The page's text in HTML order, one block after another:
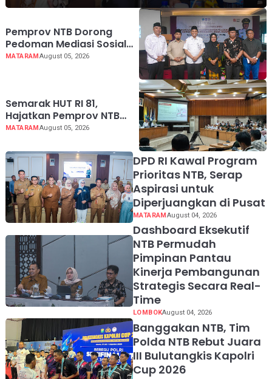
Pemprov NTB Dorong
Pedoman Mediasi Sosial
untuk Mencegah Konflik
MATARAMAugust 05, 2026
Semarak HUT RI 81,
Hajatkan Pemprov NTB
Lebih Dekat dengan
MATARAMAugust 05, 2026
DPD RI Kawal Program
Prioritas NTB, Serap
Aspirasi untuk
Diperjuangkan di Pusat
MATARAMAugust 04, 2026
Dashboard Eksekutif
NTB Permudah
Pimpinan Pantau
Kinerja Pembangunan
Strategis Secara Real-
Time
LOMBOKAugust 04, 2026
Banggakan NTB, Tim
Polda NTB Rebut Juara
III Bulutangkis Kapolri
Cup 2026